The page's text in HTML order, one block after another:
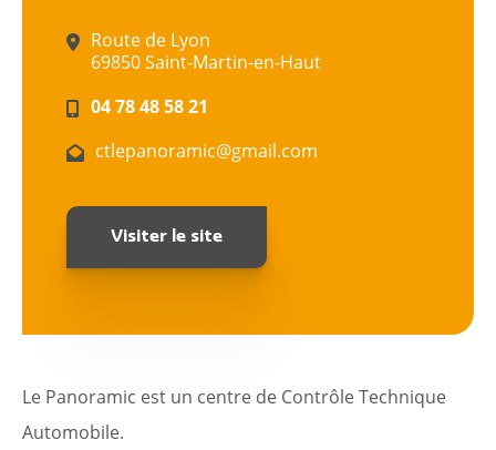
Route de Lyon
69850 Saint-Martin-en-Haut
04 78 48 58 21
ctlepanoramic@gmail.com
Visiter le site
Le Panoramic est un centre de Contrôle Technique
Automobile.
Citoyen
Pratique